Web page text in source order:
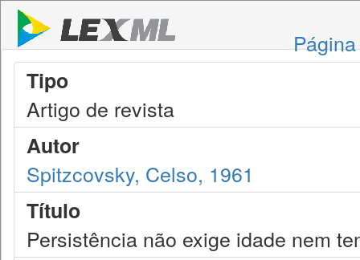
Tipo
Artigo de revista
Autor
Spitzcovsky, Celso, 1961
Título
Persistência não exige idade nem